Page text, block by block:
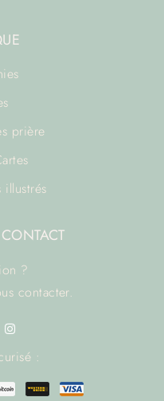
prière
illustrés
?
contacter.
: